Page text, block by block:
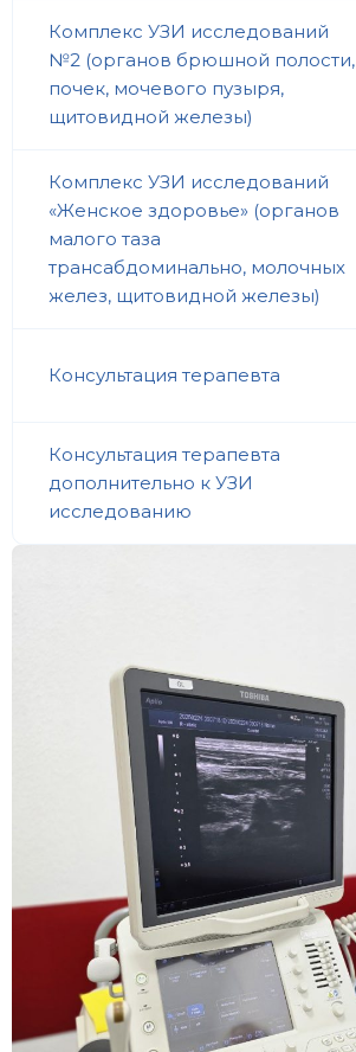
Комплекс УЗИ исследований
№2 (органов брюшной полости,
почек, мочевого пузыря,
щитовидной железы)
Комплекс УЗИ исследований
«Женское здоровье» (органов
малого таза
трансабдоминально, молочных
желез, щитовидной железы)
Консультация терапевта
Консультация терапевта
дополнительно к УЗИ
исследованию